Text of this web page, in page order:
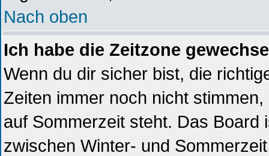
Nach oben
Ich habe die Zeitzone
Wenn du dir sicher bist, die
Zeiten immer noch nicht
auf Sommerzeit steht. Das
zwischen Winter- und